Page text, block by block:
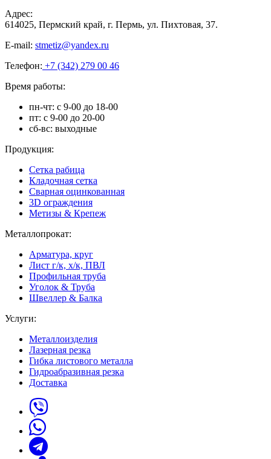
Адрес:
614025, Пермский край, г. Пермь, ул. Пихтовая, 37.
E-mail: stmetiz@yandex.ru
Телефон: +7 (342) 279 00 46
Время работы:
пн-чт: с 9-00 до 18-00
пт: с 9-00 до 20-00
сб-вс: выходные
Продукция:
Сетка рабица
Кладочная сетка
Сварная оцинкованная
3D ограждения
Метизы & Крепеж
Металлопрокат:
Арматура, круг
Лист г/к, х/к, ПВЛ
Профильная труба
Уголок & Труба
Швеллер & Балка
Услуги:
Металлоизделия
Лазерная резка
Гибка листового металла
Гидроабразивная резка
Доставка